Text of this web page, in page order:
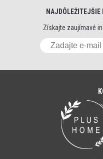
NAJDÔLEŽITEJŠIE
Získajte zaujímavé